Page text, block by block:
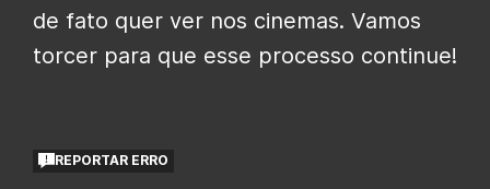
de fato quer ver nos cinemas. Vamos
torcer para que esse processo continue!
REPORTAR ERRO